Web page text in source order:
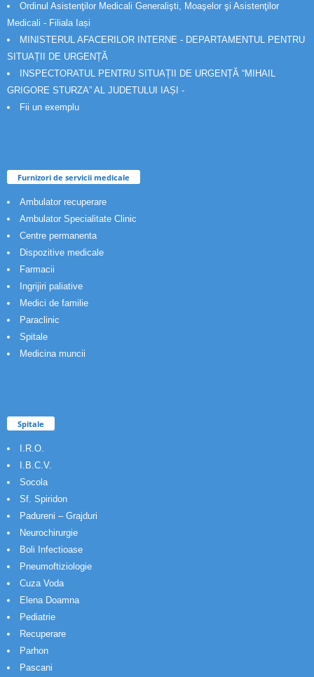
Ordinul Asistenţilor Medicali Generalişti, Moaşelor şi Asistenţilor
Medicali - Filiala Iași
MINISTERUL AFACERILOR INTERNE - DEPARTAMENTUL PENTRU
SITUAȚII DE URGENȚĂ
INSPECTORATUL PENTRU SITUAȚII DE URGENȚĂ “MIHAIL
GRIGORE STURZA” AL JUDETULUI IAȘI -
Fii un exemplu
Furnizori de servicii medicale
Ambulator recuperare
Ambulator Specialitate Clinic
Centre permanenta
Dispozitive medicale
Farmacii
Ingrijiri paliative
Medici de familie
Paraclinic
Spitale
Medicina muncii
Spitale
I.R.O.
I.B.C.V.
Socola
Sf. Spiridon
Padureni – Grajduri
Neurochirurgie
Boli Infectioase
Pneumoftiziologie
Cuza Voda
Elena Doamna
Pediatrie
Recuperare
Parhon
Pascani